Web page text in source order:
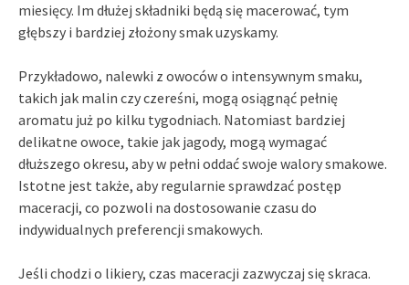
miesięcy. Im dłużej składniki będą się macerować, tym
głębszy i bardziej złożony smak uzyskamy.
Przykładowo, nalewki z owoców o intensywnym smaku,
takich jak malin czy czereśni, mogą osiągnąć pełnię
aromatu już po kilku tygodniach. Natomiast bardziej
delikatne owoce, takie jak jagody, mogą wymagać
dłuższego okresu, aby w pełni oddać swoje walory smakowe.
Istotne jest także, aby regularnie sprawdzać postęp
maceracji, co pozwoli na dostosowanie czasu do
indywidualnych preferencji smakowych.
Jeśli chodzi o likiery, czas maceracji zazwyczaj się skraca.